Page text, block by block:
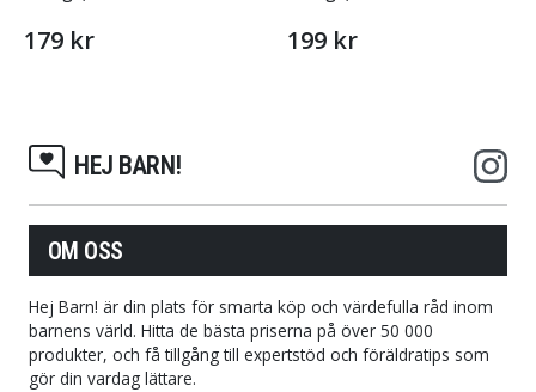
179 kr 199 kr
HEJ BARN!
OM OSS
Hej Barn! är din plats för smarta köp och värdefulla råd inom
barnens värld. Hitta de bästa priserna på över 50 000
produkter, och få tillgång till expertstöd och föräldratips som
gör din vardag lättare.